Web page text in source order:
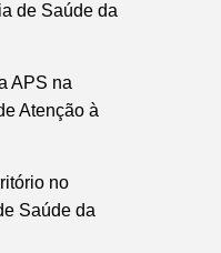
de Saúde da
APS na
Atenção à
no
Saúde da